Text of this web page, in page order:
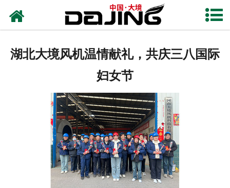
网站首页
应用案例
服务支持
风机知识
新闻中心
湖北大境风机温情献礼，共庆三八国际
妇女节